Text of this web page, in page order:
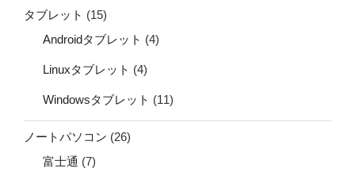
タブレット (15)
Androidタブレット (4)
Linuxタブレット (4)
Windowsタブレット (11)
ノートパソコン (26)
富士通 (7)